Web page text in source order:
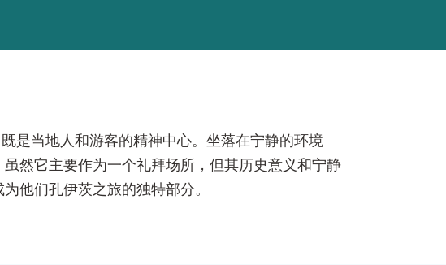
当地人和游客的精神中心。坐落在宁静的环境
然它主要作为一个礼拜场所，但其历史意义和宁静
他们孔伊茨之旅的独特部分。